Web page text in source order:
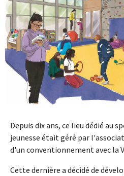
Depuis dix ans, ce lieu dédié au
jeunesse était géré par
d'un conventionnement avec la
Cette dernière a décidé de